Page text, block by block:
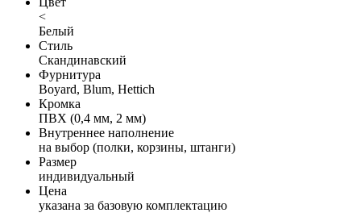
<
Белый
Стиль
Скандинавский
Фурнитура
Boyard, Blum, Hettich
Кромка
ПВХ (0,4 мм, 2 мм)
Внутреннее наполнение
на выбор (полки, корзины, штанги)
Размер
индивидуальный
Цена
указана за базовую комплектацию